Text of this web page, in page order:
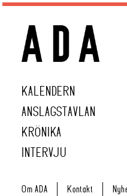
KALENDERN
ANSLAGSTAVLAN
KRÖNIKA
INTERVJU
Om ADA Kontakt